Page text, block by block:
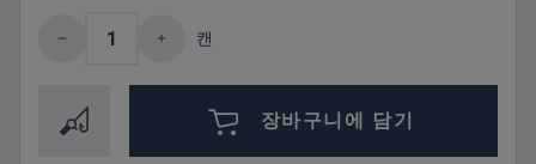
제품 수량: 원하는 값을 입력하거나 버튼
캔
장바구니에 담기